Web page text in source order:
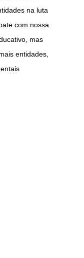
na luta
com nossa
mas
entidades,